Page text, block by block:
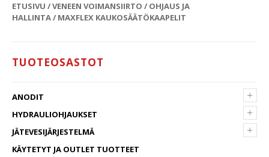
ETUSIVU /VENEEN VOIMANSIIRTO / OHJAUS JA
HALLINTA/ MAXFLEX KAUKOSÄÄTÖKAAPELIT
TUOTEOSASTOT
+
ANODIT
+
HYDRAULIOHJAUKSET
+
JÄTEVESIJÄRJESTELMÄ
KÄYTETYT JA OUTLET TUOTTEET